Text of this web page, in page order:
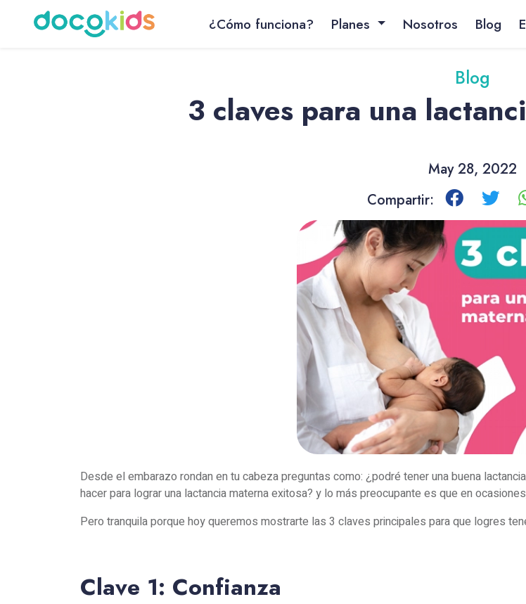
¿Cómo funciona? Planes Nosotros Blog
Blog
3 claves para una
May 28, 2022
Compartir:
Desde el embarazo rondan en tu cabeza preguntas como: ¿podré tener una buena
hacer para lograr una lactancia materna exitosa? y lo más preocupante es que en
Pero tranquila porque hoy queremos mostrarte las 3 claves principales para que logres
Clave 1: Confianza